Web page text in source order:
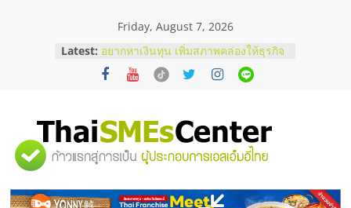
Friday, August 7, 2026
Latest: อยากหาเงินทุน เพิ่มสภาพคล่องให้ธุรกิจ
เริ่มยังไงให้ผ่านฉลุย
สัมมนาออนไลน์ โอกาสบริหารสถานี
ThaiFranchise Meet Up จับคู่แฟรน
ไชส์ ครั้งที่ 8
ร้านเครื่องเสียงคุณภาพสูง พร้อม
บริษัท Cybersecurity ในไทยที่ไหนดี?
"ศูนย์